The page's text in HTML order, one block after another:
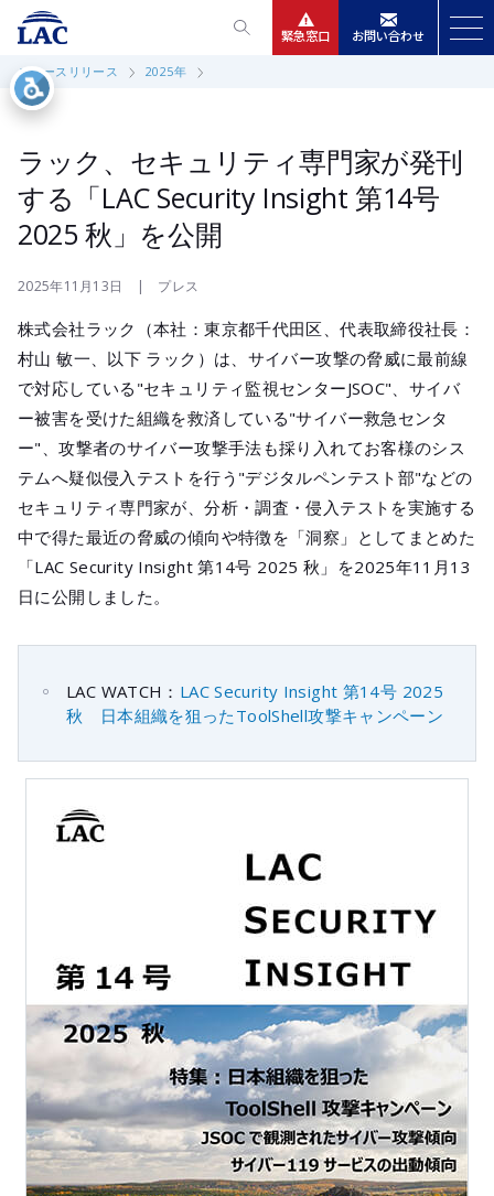
緊急窓口 お問い合わせ
ニュースリリース
会社情報
採用
メールマガ
公式SNS
ニュースリリース 2025年
ラック、セキュリティ専門家が発刊
する「LAC Security Insight 第14号
2025 秋」を公開
2025年11月13日 | プレス
株式会社ラック（本社：東京都千代田区、代表取締役社長：
村山 敏一、以下 ラック）は、サイバー攻撃の脅威に最前線
で対応している"セキュリティ監視センターJSOC"、サイバ
ー被害を受けた組織を救済している"サイバー救急センタ
ー"、攻撃者のサイバー攻撃手法も採り入れてお客様のシス
テムへ疑似侵入テストを行う"デジタルペンテスト部"などの
セキュリティ専門家が、分析・調査・侵入テストを実施する
中で得た最近の脅威の傾向や特徴を「洞察」としてまとめた
「LAC Security Insight 第14号 2025 秋」を2025年11月13
日に公開しました。
LAC WATCH： LAC Security Insight 第14号 2025
秋 日本組織を狙ったToolShell攻撃キャンペーン